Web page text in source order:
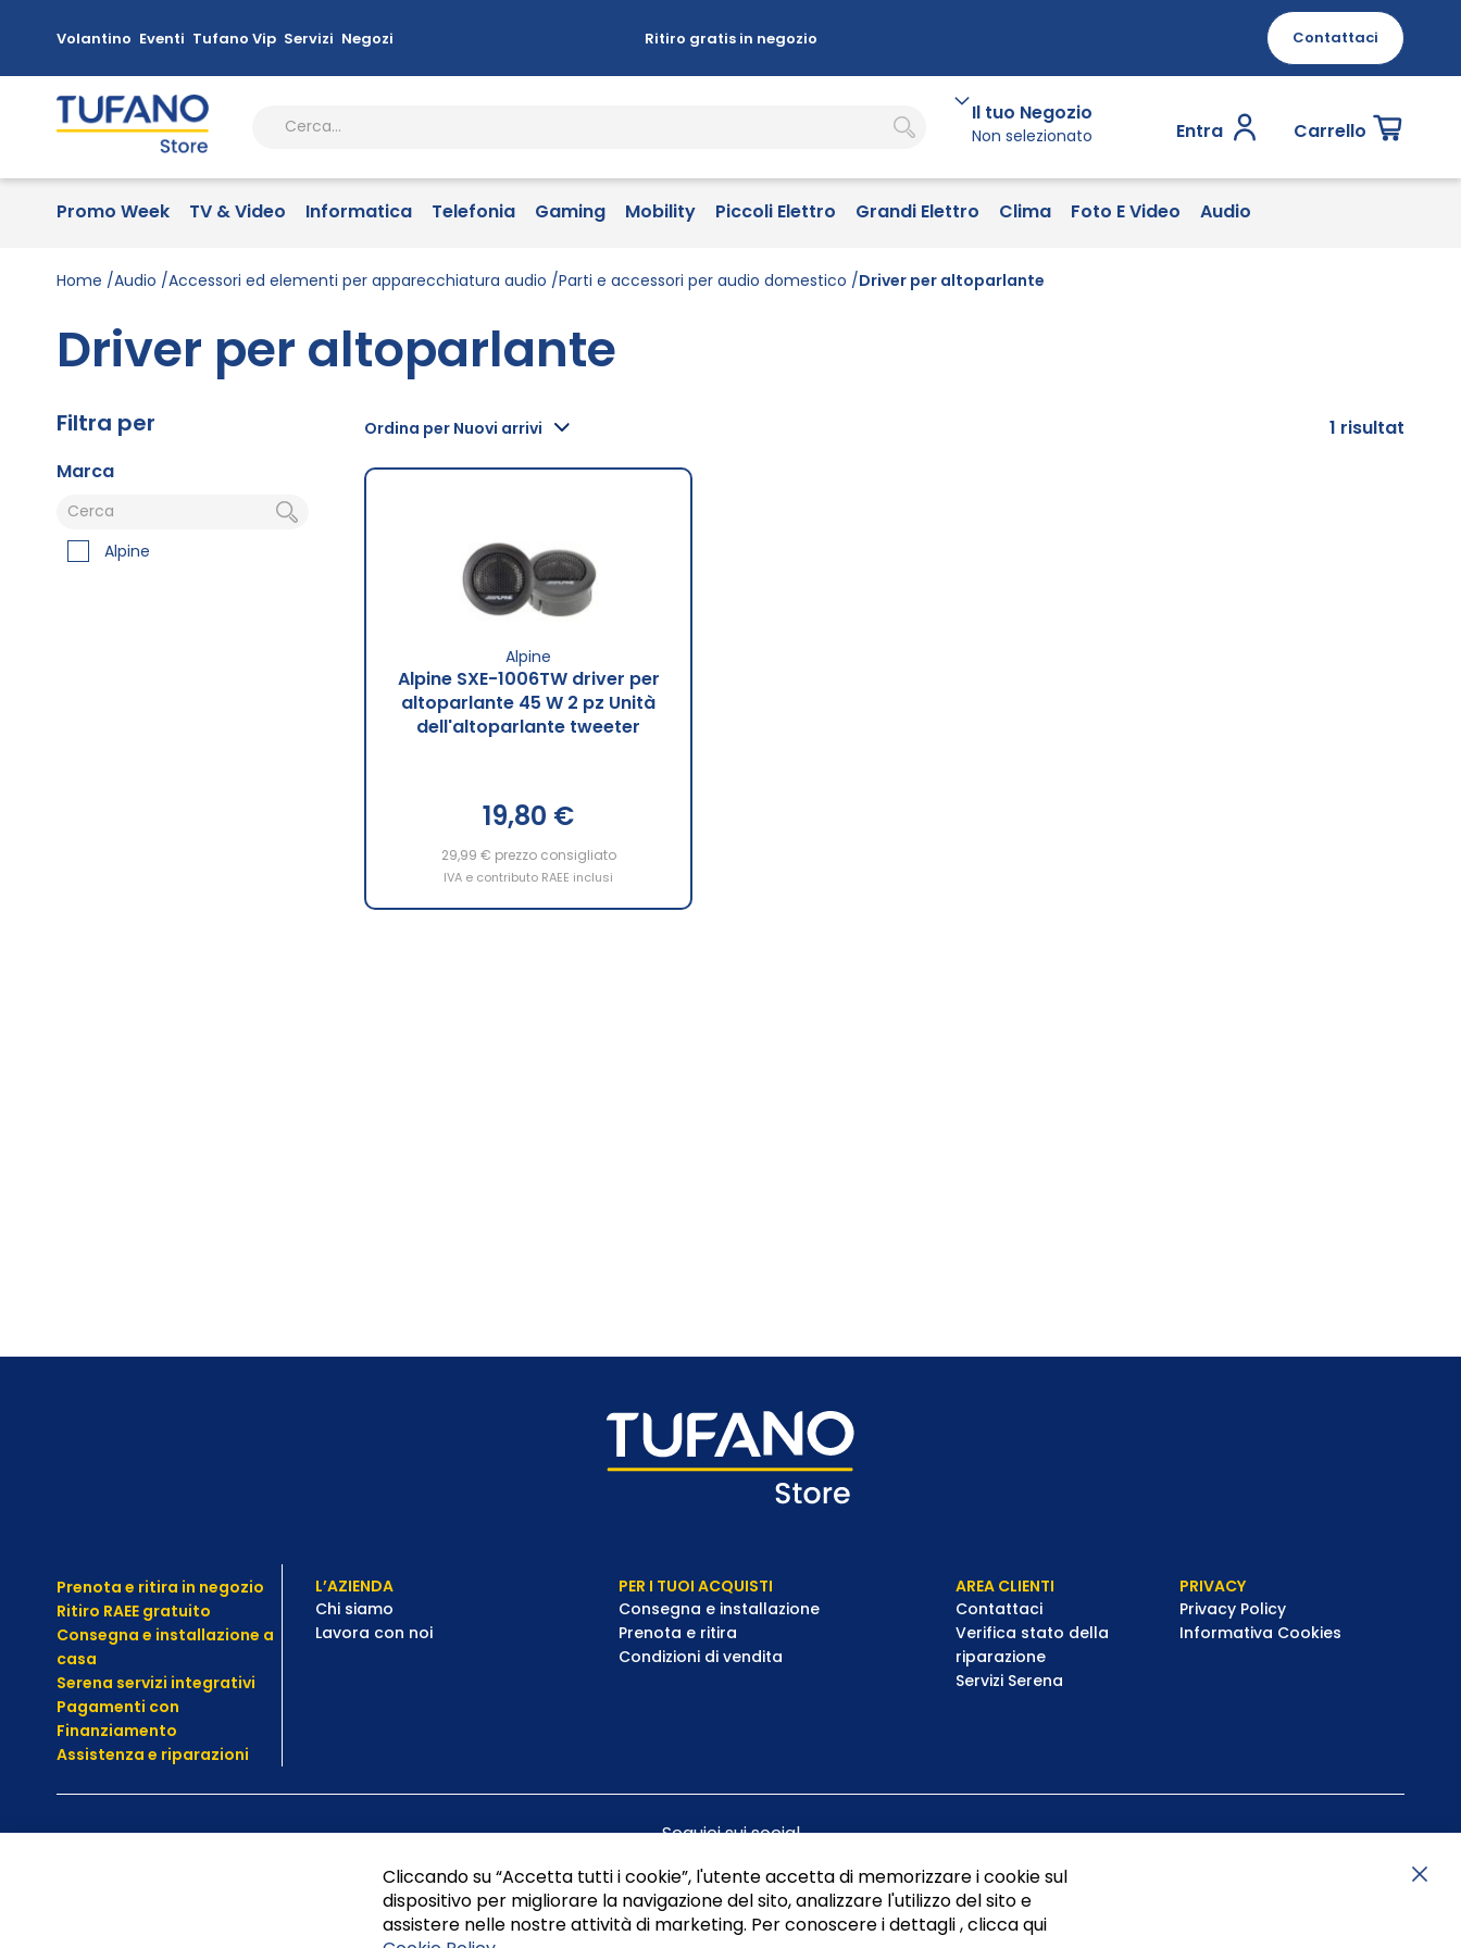
Volantino Eventi Tufano Vip Servizi Negozi Ritiro gratis in negozio Contattaci
Il tuo Negozio
Non selezionato Entra Carrello
Promo Week TV & Video Informatica Telefonia Gaming Mobility Piccoli Elettro Grandi Elettro Clima Foto E Video Audio
Home Audio Accessori ed elementi per apparecchiatura audio Parti e accessori per audio domestico Driver per altoparlante
Driver per altoparlante
Ordina per Nuovi arrivi 1 risultat
Alpine
Alpine SXE-1006TW driver per
altoparlante 45 W 2 pz Unità
dell'altoparlante tweeter
19,80 €
29,99 € prezzo consigliato
IVA e contributo RAEE inclusi
Filtra per
Marca
Alpine
Prenota e ritira in negozio
Ritiro RAEE gratuito
Consegna e installazione a
casa
Serena servizi integrativi
Pagamenti con
Finanziamento
Assistenza e riparazioni
L’AZIENDA
Chi siamo
Lavora con noi
PER I TUOI ACQUISTI
Consegna e installazione
Prenota e ritira
Condizioni di vendita
AREA CLIENTI
Contattaci
Verifica stato della
riparazione
Servizi Serena
PRIVACY
Privacy Policy
Informativa Cookies
Seguici sui social
Cliccando su “Accetta tutti i cookie”, l'utente accetta di memorizzare i cookie sul
dispositivo per migliorare la navigazione del sito, analizzare l'utilizzo del sito e
assistere nelle nostre attività di marketing. Per conoscere i dettagli , clicca qui